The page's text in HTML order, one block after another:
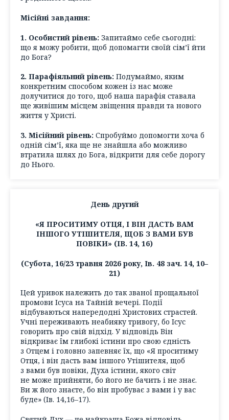
Місійні завдання:
1. Особистий рівень: Запитаймо себе сьогодні:
що я можу робити, щоб допомагти своїй сім’ї йти
до Бога?
2. Парафіяльний рівень: Подумаймо, яким
конкретним способом кожен із нас може
долучитися до того, щоб наша парафія ставала
ще живішим місцем звіщення правди та нового
життя у Христі.
3. Місійний рівень: Спробуймо допомогти хоча б
одній сім’ї, яка ще не знайшла або можливо
втратила шлях до Бога, відкрити для себе дорогу
до Нього.
День другий
«Я ПРОСИТИМУ ОТЦЯ, І ВІН ДАСТЬ ВАМ
ІНШОГО УТІШИТЕЛЯ, ЩОБ З ВАМИ БУВ
ПОВІКИ» (ІВ. 14, 16)
(Субота, 16/23 травня 2026 року, Ів. 48 зач. 14, 10–
21)
Цей уривок належить до так званої прощальної
промови Ісуса на Тайній вечері. Події
відбуваються напередодні Христових страстей.
Учні переживають неабияку тривогу, бо Ісус
говорить про свій відхід. У відповідь Він
відкриває їм глибокі істини про свою єдність
з Отцем і головно запевняє їх, що «Я проситиму
Отця, і він дасть вам іншого Утішителя, щоб
з вами був повіки, Духа істини, якого світ
не може прийняти, бо його не бачить і не знає.
Ви ж його знаєте, бо він пробуває з вами і у вас
буде» (Ів. 14,16–17).